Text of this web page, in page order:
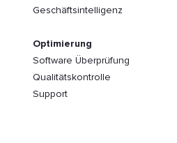
Geschäftsintelligenz
Optimierung
Software Überprüfung
Qualitätskontrolle
Support